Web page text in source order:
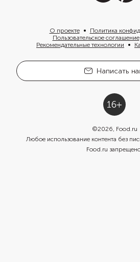
О проекте
Политика
Пользовательское соглашение
Рекомендательные технологии
Написать
©2026, Food.ru
Любое использование контента без
Food.ru